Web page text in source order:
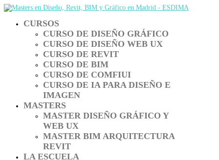
CURSOS
CURSO DE DISEÑO GRÁFICO
CURSO DE DISEÑO WEB UX
CURSO DE REVIT
CURSO DE BIM
CURSO DE COMFIUI
CURSO DE IA PARA DISEÑO E
IMAGEN
MASTERS
MASTER DISEÑO GRÁFICO Y
WEB UX
MASTER BIM ARQUITECTURA
REVIT
LA ESCUELA